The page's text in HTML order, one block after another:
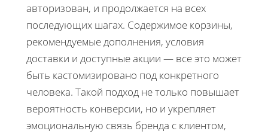
авторизован, и продолжается на всех
последующих шагах. Содержимое корзины,
рекомендуемые дополнения, условия
доставки и доступные акции — все это может
быть кастомизировано под конкретного
человека. Такой подход не только повышает
вероятность конверсии, но и укрепляет
эмоциональную связь бренда с клиентом,